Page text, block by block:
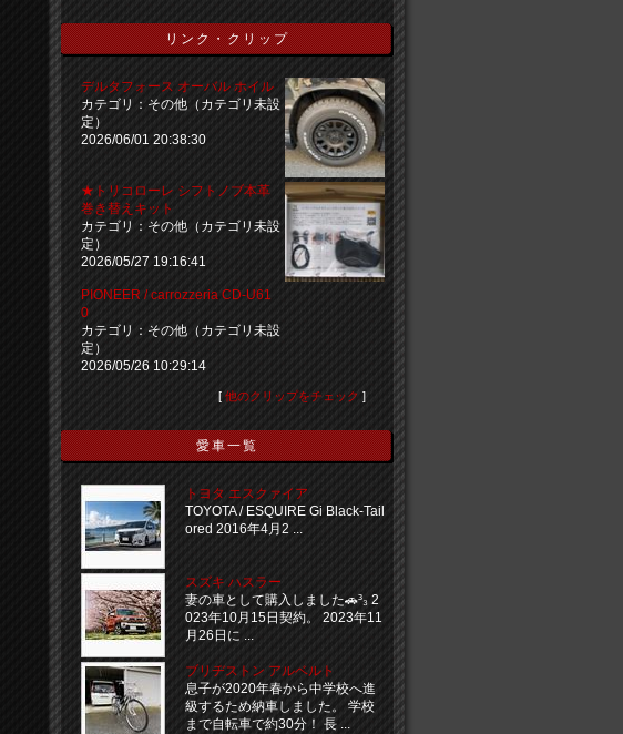
リンク・クリップ
デルタフォース オーバル ホイル
カテゴリ：その他（カテゴリ未設
定）
2026/06/01 20:38:30
★トリコローレ シフトノブ本革
巻き替えキット
カテゴリ：その他（カテゴリ未設
定）
2026/05/27 19:16:41
PIONEER / carrozzeria CD-U61
0
カテゴリ：その他（カテゴリ未設
定）
2026/05/26 10:29:14
[ 他のクリップをチェック ]
愛車一覧
トヨタ エスクァイア
TOYOTA / ESQUIRE Gi Black-Tail
ored 2016年4月2 ...
スズキ ハスラー
妻の車として購入しました🚗³₃ 2
023年10月15日契約。 2023年11
月26日に ...
ブリヂストン アルベルト
息子が2020年春から中学校へ進
級するため納車しました。 学校
まで自転車で約30分！ 長 ...